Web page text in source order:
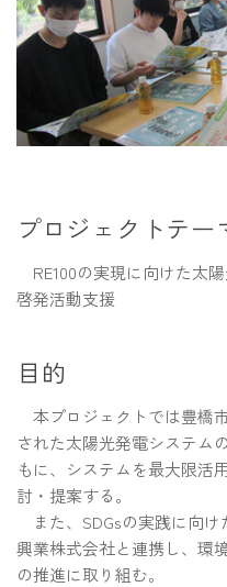
プロジェクトテー
RE100の実現に向けた太
啓発活動支援
目的
本プロジェクトでは豊橋
された太陽光発電システム
もに、システムを最大限活
討・提案する。
また、SDGsの実践に向
興業株式会社と連携し、環
の推進に取り組む。